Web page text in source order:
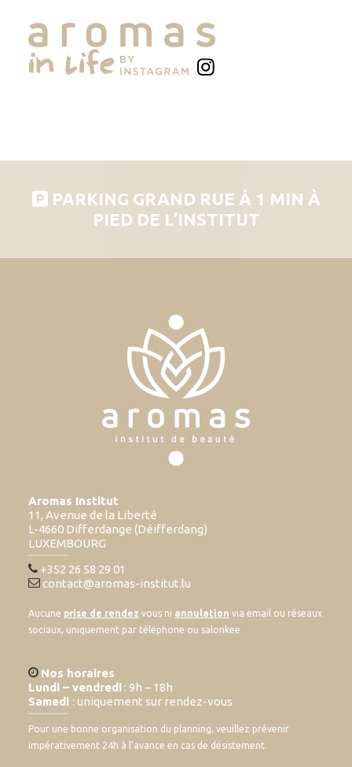
PARKING GRAND RUE À 1 MIN À
PIED DE L’INSTITUT
Aromas Institut
11, Avenue de la Liberté
L-4660 Differdange (Déifferdang)
LUXEMBOURG
+352 26 58 29 01
contact@aromas-institut.lu
Aucune prise de rendez vous ni annulation via email ou réseaux
sociaux, uniquement par téléphone ou salonkee
Nos horaires
Lundi – vendredi : 9h – 18h
Samedi : uniquement sur rendez-vous
Pour une bonne organisation du planning, veuillez prévenir
impérativement 24h à l’avance en cas de désistement.